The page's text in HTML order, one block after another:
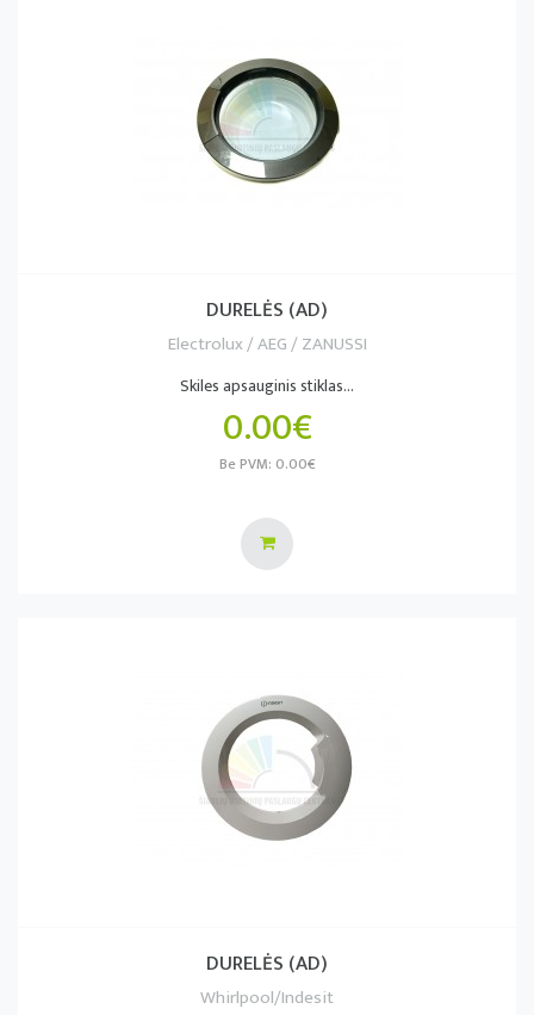
DURELĖS (AD)
Electrolux / AEG / ZANUSSI
Skiles apsauginis stiklas...
0.00€
Be PVM: 0.00€
DURELĖS (AD)
Whirlpool/Indesit